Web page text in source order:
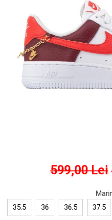
MAIOU
NEW BALANCE
530
599,00 Lei
35.5
36 36.5 37.5